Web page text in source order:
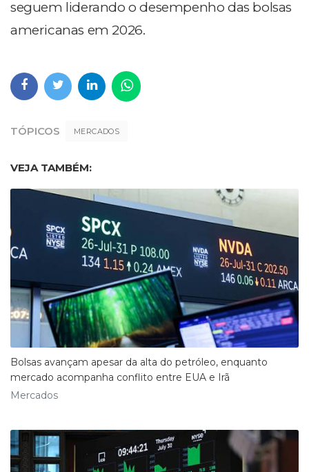
seguem liderando o desempenho das bolsas
americanas em 2026.
TÓPICOS MERCADOS
VEJA TAMBÉM:
Bolsas avançam apesar da alta do petróleo, enquanto
mercado acompanha conflito entre EUA e Irã
Mercados